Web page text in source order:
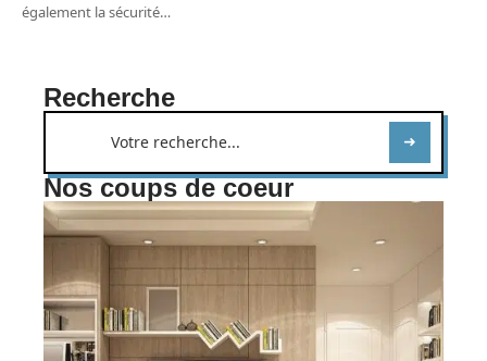
également la sécurité…
Recherche
Nos coups de coeur